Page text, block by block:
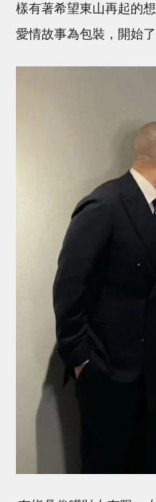
樣有著希望東山再起的
愛情故事為包裝，開始